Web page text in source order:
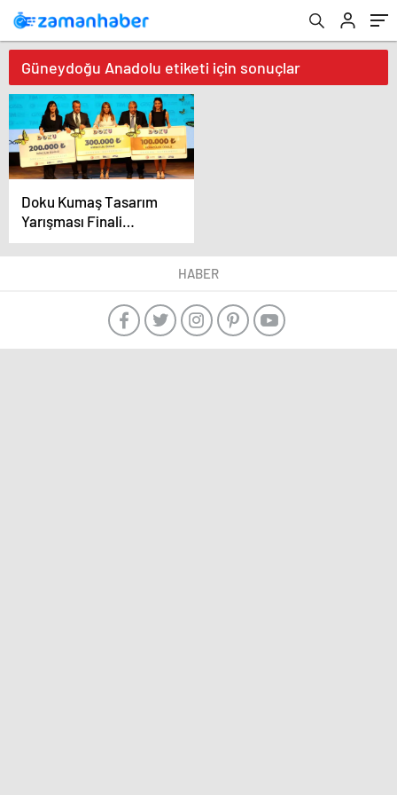
Güneydoğu Anadolu etiketi için sonuçlar
Doku Kumaş Tasarım
Yarışması Finali
Gaziantep’te
Gerçekleşti
HABER